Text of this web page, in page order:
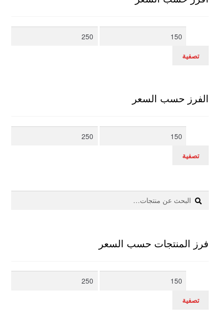
أدنى
أعلى
تصفية
الفرز حسب السعر
أدنى
أعلى
تصفية
البحث
عن:
بحث
فرز المنتجات حسب السعر
أدنى
أعلى
تصفية